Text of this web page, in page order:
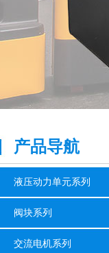
产品导航
液压动力单元系列
阀块系列
交流电机系列